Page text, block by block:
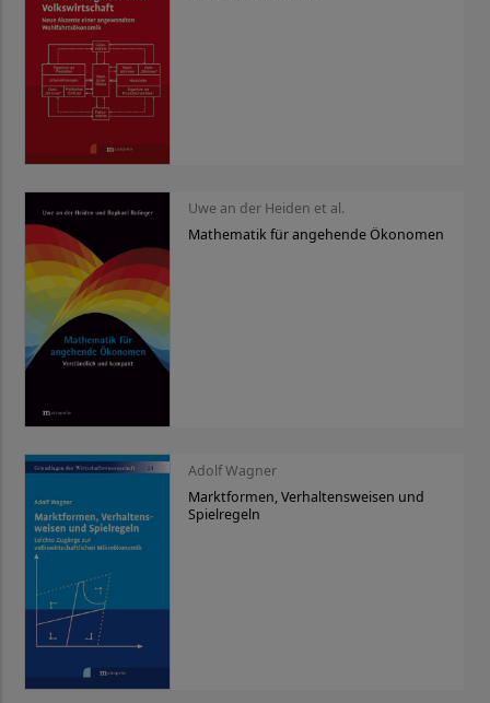
Uwe an der Heiden et al.
Mathematik für angehende Ökonomen
Adolf Wagner
Marktformen, Verhaltensweisen und
Spielregeln